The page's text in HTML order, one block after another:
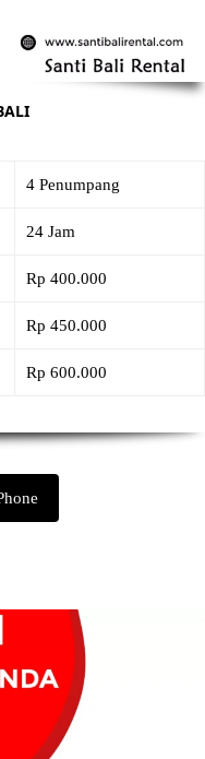
4 Penumpang
24 Jam
Rp 400.000
Rp 450.000
Rp 600.000